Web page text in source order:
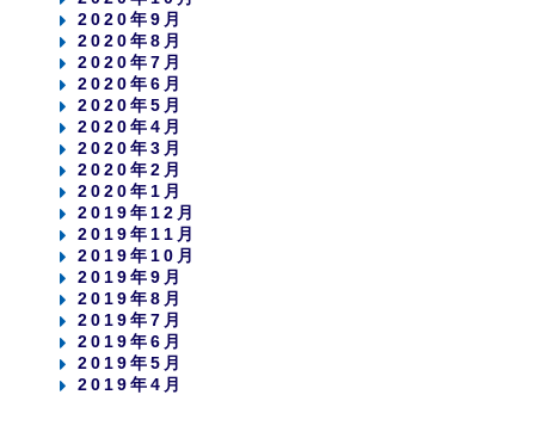
2020年9月
2020年8月
2020年7月
2020年6月
2020年5月
2020年4月
2020年3月
2020年2月
2020年1月
2019年12月
2019年11月
2019年10月
2019年9月
2019年8月
2019年7月
2019年6月
2019年5月
2019年4月